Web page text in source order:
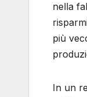
nella
più
In un